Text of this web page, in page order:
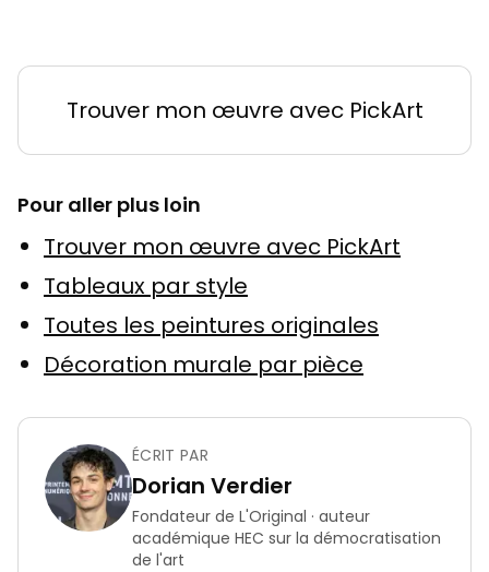
Trouver mon œuvre avec PickArt
Pour aller plus loin
Trouver mon œuvre avec PickArt
Tableaux par style
Toutes les peintures originales
Décoration murale par pièce
ÉCRIT PAR
Dorian Verdier
Fondateur de L'Original · auteur
académique HEC sur la démocratisation
de l'art